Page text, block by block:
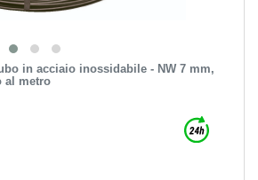
in acciaio inossidabile - NW 7 mm,
al metro